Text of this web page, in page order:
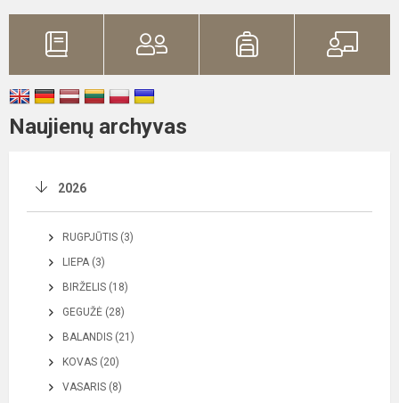
Naujienų archyvas
2026
RUGPJŪTIS (3)
LIEPA (3)
BIRŽELIS (18)
GEGUŽĖ (28)
BALANDIS (21)
KOVAS (20)
VASARIS (8)